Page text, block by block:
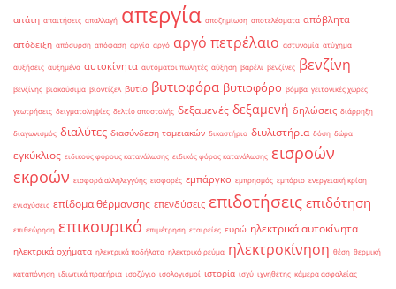
απάτη απαιτήσεις απαλλαγή απεργία αποζημίωση αποτελέσματα απόβλητα
απόδειξη απόσυρση απόφαση αργία αργό αργό πετρέλαιο αστυνομία ατύχημα
αυξήσεις αυξημένα αυτοκίνητα αυτόματοι πωλητές αύξηση βαρέλι βενζίνες βενζίνη
βενζίνης βιοκαύσιμα βιοντίζελ βυτίο βυτιοφόρα βυτιοφόρο βόμβα γειτονικές χώρες
γεωτρήσεις δειγματοληψίες δελτίο αποστολής δεξαμενές δεξαμενή δηλώσεις διάρρηξη
διαγωνισμός διαλύτες διασύνδεση ταμειακών δικαστήριο διυλιστήρια δόση δώρα
εγκύκλιος ειδικούς φόρους κατανάλωσης ειδικός φόρος κατανάλωσης εισροών
εκροών εισφορά αλληλεγγύης εισφορές εμπάργκο εμπρησμός εμπόριο ενεργειακή κρίση
ενισχύσεις επίδομα θέρμανσης επενδύσεις επιδοτήσεις επιδότηση
επιθεώρηση επικουρικό επιμέτρηση εταιρείες ευρώ ηλεκτρικά αυτοκίνητα
ηλεκτρικά οχήματα ηλεκτρικά ποδήλατα ηλεκτρικό ρεύμα ηλεκτροκίνηση θέση θερμική
καταπόνηση ιδιωτικά πρατήρια ισοζύγιο ισολογισμοί ιστορία ισχύ ιχνηθέτης κάμερα ασφαλείας